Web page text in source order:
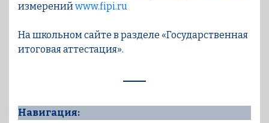
измеренийwww.fipi.ru
На школьном сайте в разделе «Государственная
итоговая аттестация».
Навигация: